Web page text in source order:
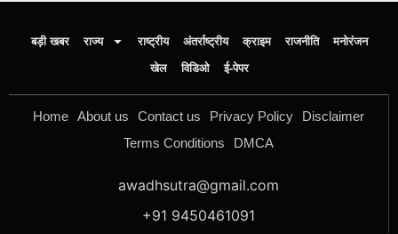
बड़ी खबर राज्य राष्ट्रीय अंतर्राष्ट्रीय क्राइम राजनीति
मनोरंजन
खेल
विडिओ ई-पेपर
Home About us Contact us Privacy Policy
Disclaimer
Terms Conditions
DMCA
awadhsutra@gmail.com
+91 9450461091